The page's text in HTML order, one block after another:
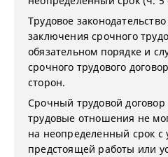
Трудовое
заключения срочного
обязательном порядке и
срочного трудового
сторон.
Срочный трудовой договор
трудовые отношения не
на неопределенный срок с
предстоящей работы или